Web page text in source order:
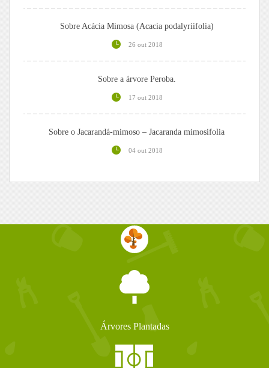
Sobre Acácia Mimosa (Acacia podalyriifolia)
26 out 2018
Sobre a árvore Peroba.
17 out 2018
Sobre o Jacarandá-mimoso – Jacaranda mimosifolia
04 out 2018
Árvores Plantadas